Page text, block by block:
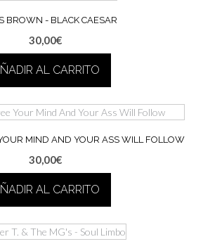
BROWN ‎- BLACK CAESAR
30,00€
AL CARRITO
MIND AND YOUR ASS WILL FOLLOW
30,00€
AL CARRITO